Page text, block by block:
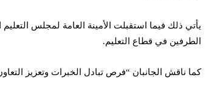
يأتي ذلك فيما استقبلت الأمينة العامة لمجلس
الطرفين في قطاع التعليم.
كما ناقش الجانبان “فرص تبادل الخبرات وتعزيز